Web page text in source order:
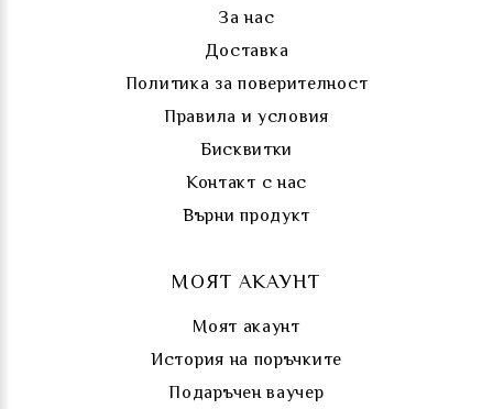
За нас
Доставка
Политика за поверителност
Правила и условия
Бисквитки
Контакт с нас
Върни продукт
МОЯТ АКАУНТ
Моят акаунт
История на поръчките
Подаръчен ваучер